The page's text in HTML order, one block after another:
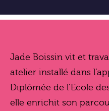
Jade Boissin vit et
atelier installé dans
Diplômée de l’Ecole
elle enrichit son